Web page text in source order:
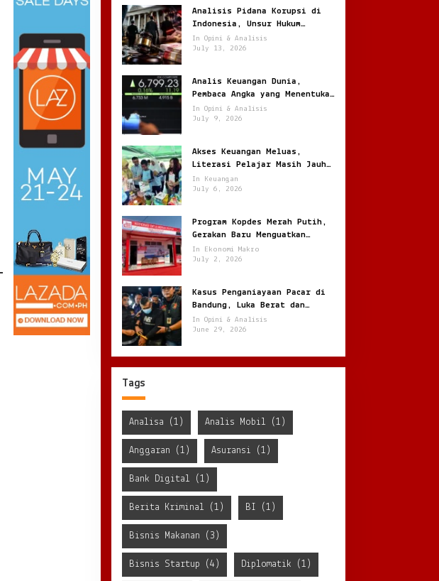
Analisis Pidana Korupsi di
Indonesia, Unsur Hukum
hingga Pemulihan Aset
In Opini & Analisis
July 13, 2026
Analis Keuangan Dunia,
Pembaca Angka yang Menentukan
Arah Pasar Global
In Opini & Analisis
July 9, 2026
Akses Keuangan Meluas,
Literasi Pelajar Masih Jauh
Tertinggal
In Keuangan
July 6, 2026
Program Kopdes Merah Putih,
Gerakan Baru Menguatkan
Ekonomi Desa dari Akar Rumput
In Ekonomi Makro
July 2, 2026
Kasus Penganiayaan Pacar di
Bandung, Luka Berat dan
Penyekapan !
In Opini & Analisis
June 29, 2026
Tags
Analisa (1) Analis Mobil (1)
Anggaran (1) Asuransi (1)
Bank Digital (1)
Berita Kriminal (1) BI (1)
Bisnis Makanan (3)
Bisnis Startup (4) Diplomatik (1)